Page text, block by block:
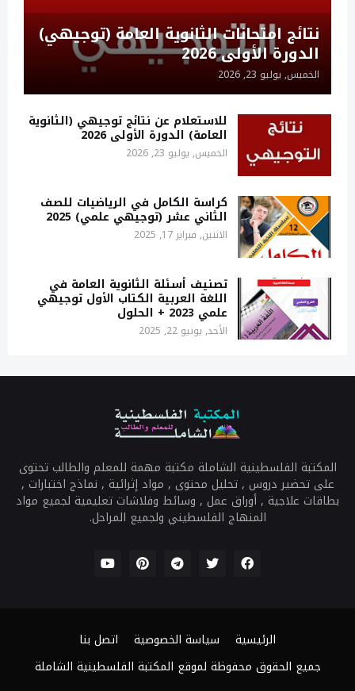
نتائج امتحانات الثانوية العامة (توجيهي)
الدورة الأولى 2026
الخميس, يوليو 23, 2026
للاستعلام عن نتائج توجيهي (الثانوية
العامة) الدورة الأولى 2026
الخميس, يوليو 23, 2026
كراسة الكامل في الرياضيات للصف
الثاني عشر (توجيهي علمي) 2025
الاثنين, فبراير 17, 2025
تصنيف أسئلة الثانوية العامة في
اللغة العربية الكتاب الأول توجيهي
علمي 2023 + الحلول
الأحد, يونيو 22, 2025
المكتبة الفلسطينية الشاملة مكتبة مهمة للمعلم والطالب تحتوى
على تحضير دروس , تحليل محتوى , مواد إثرائية , نماذج اختبارات ,
بطاقات علاجية , أوراق عمل , وسائط وفلاشات تعليمية لجميع مواد
المنهاج الفلسطيني ولجميع المراحل.
جميع الحقوق محفوظة لموقع المكتبة الفلسطينية الشاملة
الرئيسية سياسة الخصوصية اتصل بنا